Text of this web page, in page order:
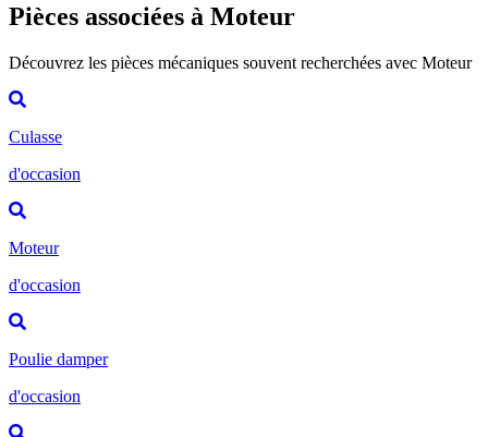
Pièces associées à Moteur
Découvrez les pièces mécaniques souvent recherchées avec Moteur
Culasse
d'occasion
Moteur
d'occasion
Poulie damper
d'occasion